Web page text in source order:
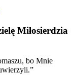
Miłosierdzia
bo Mnie